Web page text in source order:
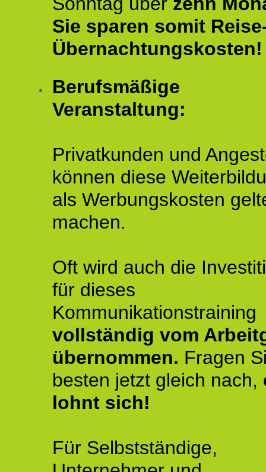
Sie sparen somit
Übernachtungskosten!
Berufsmäßige
Veranstaltung:
Privatkunden und
können diese
als Werbungskosten
machen.
Oft wird auch die
für dieses
Kommunikationstraining
vollständig vom
übernommen. Fragen
besten jetzt gleich nach,
lohnt sich!
Für Selbstständige,